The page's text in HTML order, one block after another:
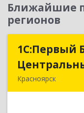
Ближайшие
регионов
1С:Первый
Красноярск